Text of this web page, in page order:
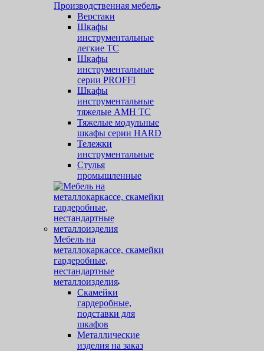
Производственная мебель
Верстаки
Шкафы
инструментальные
легкие ТС
Шкафы
инструментальные
серии PROFFI
Шкафы
инструментальные
тяжелые AMH TC
Тяжелые модульные
шкафы серии HARD
Тележки
инструментальные
Стулья
промышленные
Мебель на
металлокаркассе, скамейки
гардеробные,
нестандартные
металлоизделия
Скамейки
гардеробные,
подставки для
шкафов
Металлические
изделия на заказ